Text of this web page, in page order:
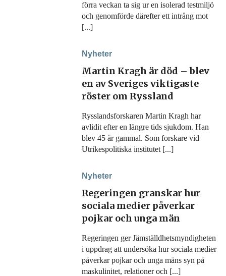
förra veckan ta sig ur en isolerad testmiljö
och genomförde därefter ett intrång mot
[...]
Nyheter
Martin Kragh är död – blev
en av Sveriges viktigaste
röster om Ryssland
Rysslandsforskaren Martin Kragh har
avlidit efter en längre tids sjukdom. Han
blev 45 år gammal. Som forskare vid
Utrikespolitiska institutet [...]
Nyheter
Regeringen granskar hur
sociala medier påverkar
pojkar och unga män
Regeringen ger Jämställdhetsmyndigheten
i uppdrag att undersöka hur sociala medier
påverkar pojkar och unga mäns syn på
maskulinitet, relationer och [...]